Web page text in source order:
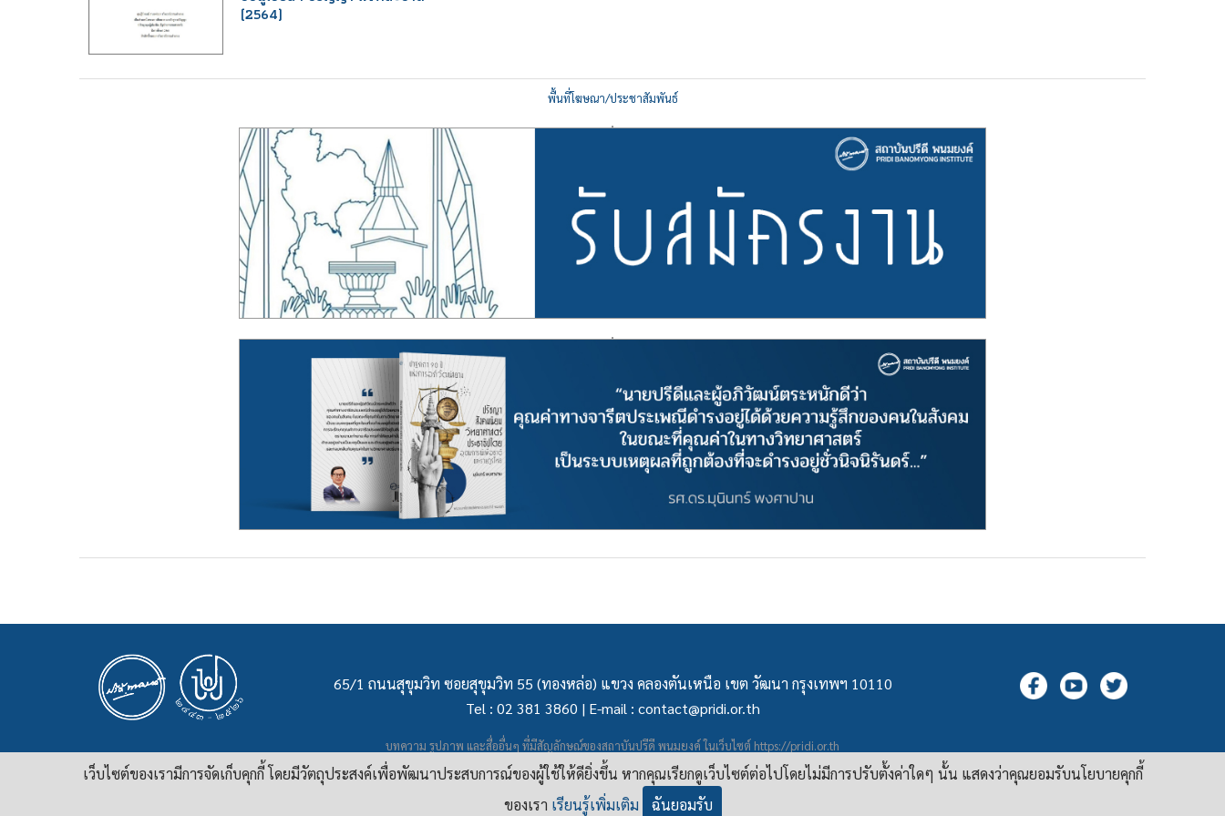
(2564)
พื้นที่โฆษณา/ประชาสัมพันธ์
65/1 ถนนสุขุมวิท ซอยสุขุมวิท 55 (ทองหล่อ) แขวง คลองตันเหนือ เขต วัฒนา กรุงเทพฯ 10110
Tel : 02 381 3860 | E-mail : contact@pridi.or.th
บทความ รูปภาพ และสื่ออื่นๆ ที่มีสัญลักษณ์ของสถาบันปรีดี พนมยงค์ ในเว็บไซต์ https://pridi.or.th
เผยแพร่ภายใต้สัญญาอนุญาตครีเอทีฟคอมมอนส์แบบแสดงที่มา-ไม่ใช่เชิงพาณิชย์ 4.0 สากล
เว็บไซต์ของเรามีการจัดเก็บคุกกี้ โดยมีวัตถุประสงค์เพื่อพัฒนาประสบการณ์ของผู้ใช้ให้ดียิ่งขึ้น หากคุณเรียกดูเว็บไซต์ต่อไปโดยไม่มีการปรับตั้งค่าใดๆ นั้น แสดงว่าคุณยอมรับนโยบายคุกกี้
ของเรา เรียนรู้เพิ่มเติม ฉันยอมรับ